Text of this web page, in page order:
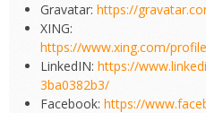
Gravatar: https://
XING:
https://www.xing.com/
LinkedIN: https://
3ba0382b3/
Facebook: https://